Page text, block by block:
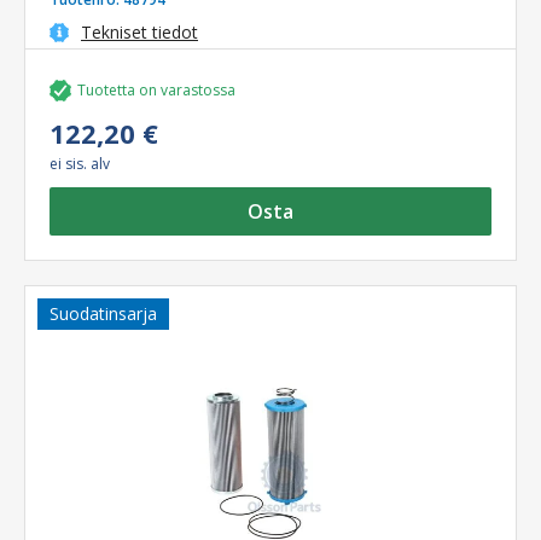
Tekniset tiedot
Tuotetta on varastossa
122,20 €
ei sis. alv
Osta
Suodatinsarja